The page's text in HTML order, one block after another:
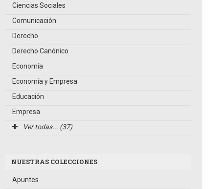
Ciencias Sociales
Comunicación
Derecho
Derecho Canónico
Economía
Economía y Empresa
Educación
Empresa
Ver todas... (37)
NUESTRAS COLECCIONES
Apuntes